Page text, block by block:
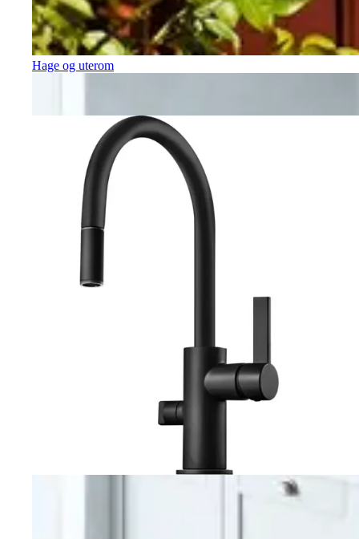
Hage og uterom